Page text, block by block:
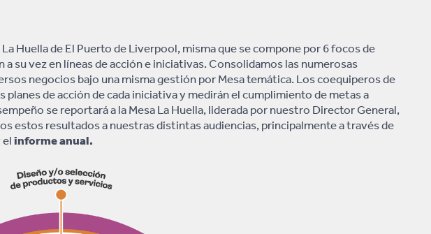
Huella de El Puerto de Liverpool, misma que se compone por 6 focos de
su vez en líneas de acción e iniciativas. Consolidamos las numerosas
negocios bajo una misma gestión por Mesa temática. Los coequiperos de
de acción de cada iniciativa y medirán el cumplimiento de metas a
se reportará a la Mesa La Huella, liderada por nuestro Director General,
estos resultados a nuestras distintas audiencias, principalmente a través de
informe anual.